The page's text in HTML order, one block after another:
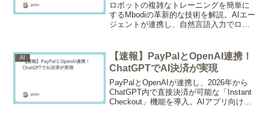
ロボットの複雑なトレーニングを簡単に
するMbodiの革新的な技術を解説。AIエー
ジェントが連携し、自然言語入力でロボ
ト技術スタックに統合され、実世界での
迅速な導入を目指す。
AI
【速報】PayPalとOpenAI連携！
ChatGPTでAI決済が実現
PayPalとOpenAIが連携し、2026年から
ChatGPT内で直接決済が可能な「Instant
Checkout」機能を導入。AIアプリ向けに